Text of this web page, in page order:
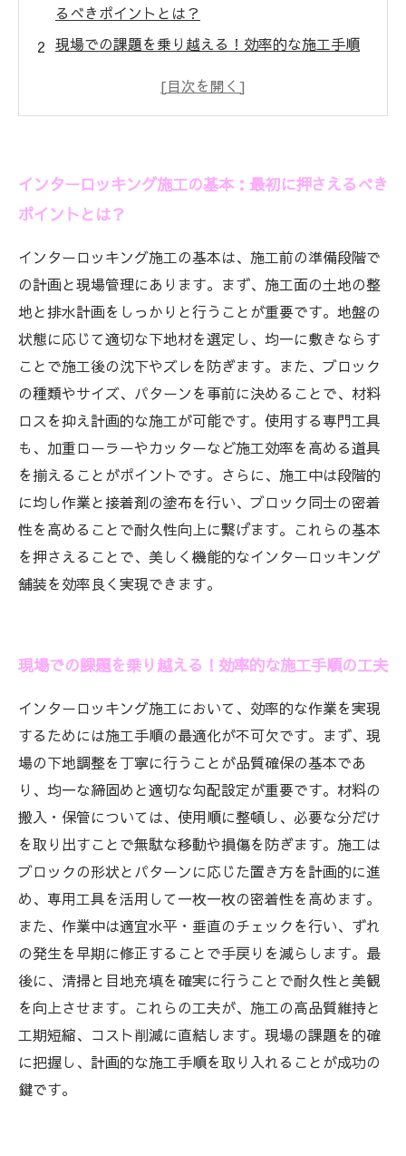
るべきポイントとは？
現場での課題を乗り越える！効率的な施工手順
成功するインターロッキング施工：現場で注意
すべき最終チェックリスト
最新技術で変わるエクステリア施工の未来と
は？
効率的な施工で実現する美しく機能的な空間づ
くりの秘訣
インターロッキング施工の基本：最初に押さえるべき
ポイントとは？
インターロッキング施工の基本は、施工前の準備段階で
の計画と現場管理にあります。まず、施工面の土地の整
地と排水計画をしっかりと行うことが重要です。地盤の
状態に応じて適切な下地材を選定し、均一に敷きならす
ことで施工後の沈下やズレを防ぎます。また、ブロック
の種類やサイズ、パターンを事前に決めることで、材料
ロスを抑え計画的な施工が可能です。使用する専門工具
も、加重ローラーやカッターなど施工効率を高める道具
を揃えることがポイントです。さらに、施工中は段階的
に均し作業と接着剤の塗布を行い、ブロック同士の密着
性を高めることで耐久性向上に繋げます。これらの基本
を押さえることで、美しく機能的なインターロッキング
舗装を効率良く実現できます。
現場での課題を乗り越える！効率的な施工手順の工夫
インターロッキング施工において、効率的な作業を実現
するためには施工手順の最適化が不可欠です。まず、現
場の下地調整を丁寧に行うことが品質確保の基本であ
り、均一な締固めと適切な勾配設定が重要です。材料の
搬入・保管については、使用順に整頓し、必要な分だけ
を取り出すことで無駄な移動や損傷を防ぎます。施工は
ブロックの形状とパターンに応じた置き方を計画的に進
め、専用工具を活用して一枚一枚の密着性を高めます。
また、作業中は適宜水平・垂直のチェックを行い、ずれ
の発生を早期に修正することで手戻りを減らします。最
後に、清掃と目地充填を確実に行うことで耐久性と美観
を向上させます。これらの工夫が、施工の高品質維持と
工期短縮、コスト削減に直結します。現場の課題を的確
に把握し、計画的な施工手順を取り入れることが成功の
鍵です。